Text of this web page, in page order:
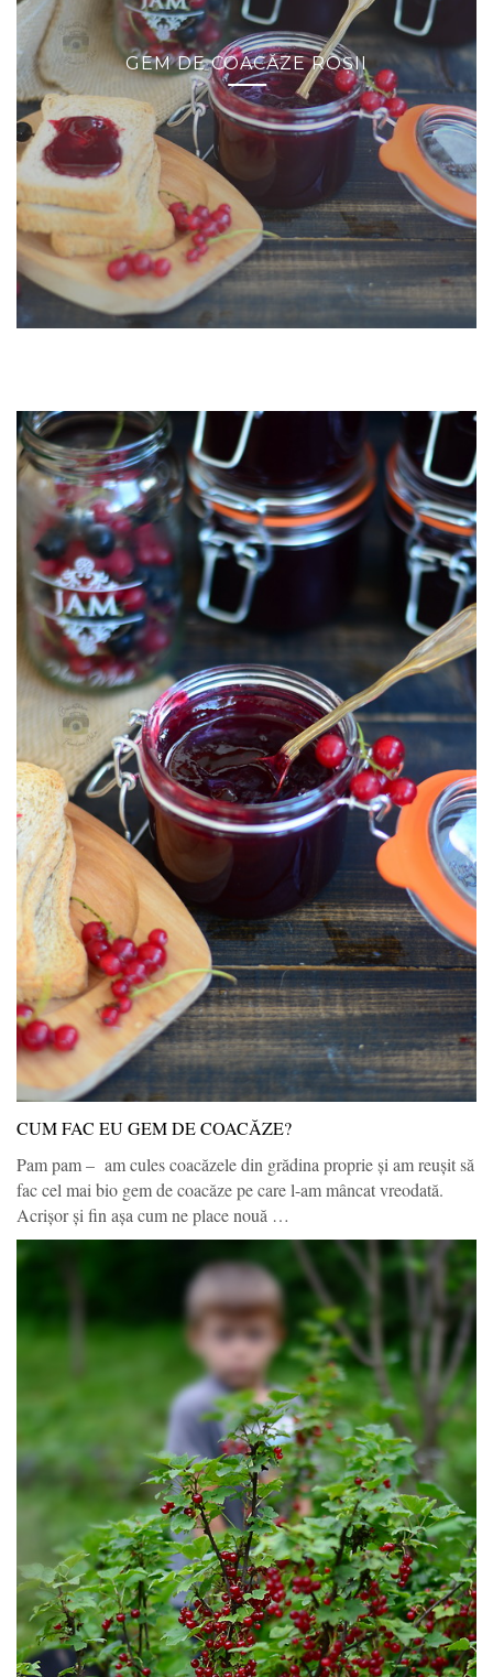
GEM DE COACĂZE ROȘII
CUM FAC EU GEM DE COACĂZE?
Pam pam – am cules coacăzele din grădina proprie şi am reușit să
fac cel mai bio gem de coacăze pe care l-am mâncat vreodată.
Acrișor și fin așa cum ne place nouă …